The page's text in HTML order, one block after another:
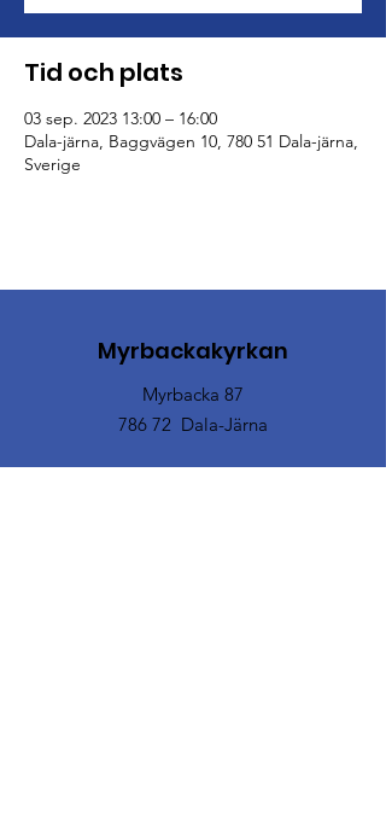
Tid och plats
03 sep. 2023 13:00 – 16:00
Dala-järna, Baggvägen 10, 780 51 Dala-järna,
Sverige
Myrbackakyrkan
Myrbacka 87
786 72 Dala-Järna